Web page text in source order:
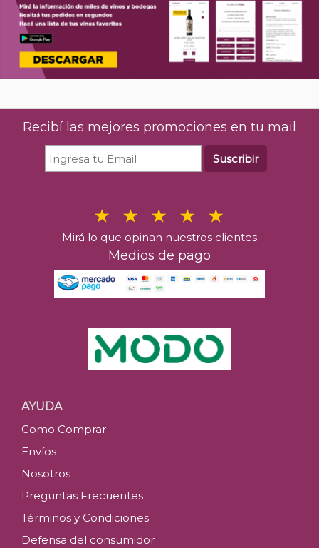
Recibí las mejores promociones en tu mail
Suscribir
Mirá lo que opinan nuestros clientes
Medios de pago
AYUDA
Como Comprar
Envíos
Nosotros
Preguntas Frecuentes
Términos y Condiciones
Defensa del consumidor